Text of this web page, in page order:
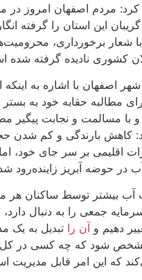
مردم اصفهان امروز در
این استان را گرفته
شعار برخورداری،
کشوری نادیده گرفته شده
اصفهان با اشاره به اینکه
مطالبه حقابه خود به
و با مسالمت و نجابت پیگیر
کاهش بارندگی و کم شدن
اقلیمی بر سر جای خود،
در حوضه آبریز زاینده‌رود
بیشتر توسط ساکنان هر
سرمایه جمعی را به دنبال
دهیم و آن را تبدیل به یک
مشخص شود که چه کسی در
که این امر قابل مدیریت